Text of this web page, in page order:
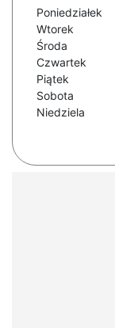
Poniedziałek
Wtorek
Środa
Czwartek
Piątek
Sobota
Niedziela